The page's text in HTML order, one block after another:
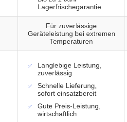
Lagerfrischegarantie
Für zuverlässige
Geräteleistung bei extremen
Temperaturen
Langlebige Leistung,
zuverlässig
Schnelle Lieferung,
sofort einsatzbereit
Gute Preis-Leistung,
wirtschaftlich